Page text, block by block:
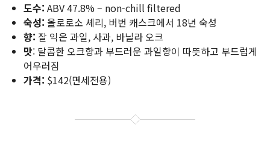
도수: ABV 47.8% – non-chill filtered
숙성: 올로로소 셰리, 버번 캐스크에서 18년 숙성
향: 잘 익은 과일, 사과, 바닐라 오크
맛: 달콤한 오크향과 부드러운 과일향이 따뜻하고 부드럽게
어우러짐
가격: $142(면세전용)